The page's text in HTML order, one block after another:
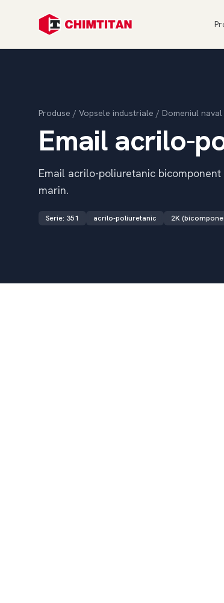
Produse / Vopsele industriale / Domeniul naval
Email acrilo-
Email acrilo-poliuretanic
marin.
Serie: 351 acrilo-poliuretanic 2K